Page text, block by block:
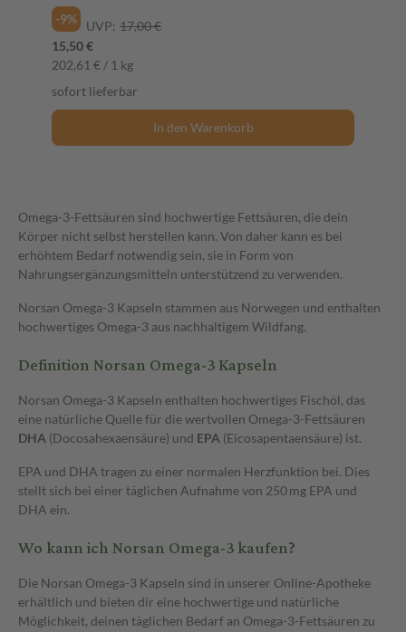
Omega-3-Fettsäuren sind hochwertige Fettsäuren, die dein
Körper nicht selbst herstellen kann. Von daher kann es bei
erhöhtem Bedarf notwendig sein, sie in Form von
Nahrungsergänzungsmitteln unterstützend zu verwenden.
Norsan Omega-3 Kapseln stammen aus Norwegen und enthalten
hochwertiges Omega-3 aus nachhaltigem Wildfang.
Definition Norsan Omega-3 Kapseln
Norsan Omega-3 Kapseln enthalten hochwertiges Fischöl, das
eine natürliche Quelle für die wertvollen Omega-3-Fettsäuren
DHA (Docosahexaensäure) und EPA (Eicosapentaensäure) ist.
EPA und DHA tragen zu einer normalen Herzfunktion bei. Dies
stellt sich bei einer täglichen Aufnahme von 250 mg EPA und
DHA ein.
Wo kann ich Norsan Omega-3 kaufen?
Die Norsan Omega-3 Kapseln sind in unserer Online-Apotheke
erhältlich und bieten dir eine hochwertige und natürliche
Möglichkeit, deinen täglichen Bedarf an Omega-3-Fettsäuren zu
-9%
UVP: 17,00 €
15,50 €
202,61 € / 1 kg
sofort lieferbar
In den Warenkorb